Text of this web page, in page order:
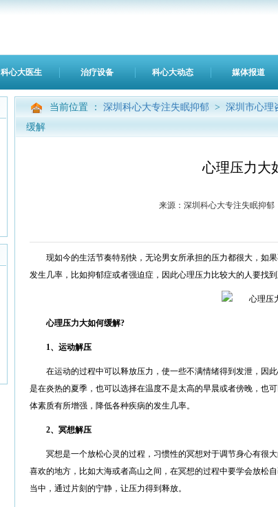
科心大医生 治疗设备 科心大动态 媒体报道
当前位置 ： 深圳科心大专注失眠抑郁 > 深圳市心理
缓解
心理压力大
来源：深圳科心大专注失眠抑郁
现如今的生活节奏特别快，无论男女所承担的压力都很大，如
发生几率，比如抑郁症或者强迫症，因此心理压力比较大的人要找到
心理压力大如何缓解?
1、运动解压
在运动的过程中可以释放压力，使一些不满情绪得到发泄，因
是在炎热的夏季，也可以选择在温度不是太高的早晨或者傍晚，也
体素质有所增强，降低各种疾病的发生几率。
2、冥想解压
冥想是一个放松心灵的过程，习惯性的冥想对于调节身心有很
喜欢的地方，比如大海或者高山之间，在冥想的过程中要学会放松
当中，通过片刻的宁静，让压力得到释放。